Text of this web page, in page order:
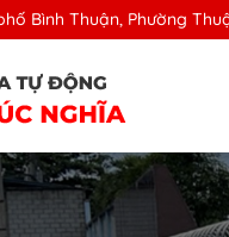
Bình Thuận, Phường